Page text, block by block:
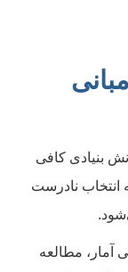
بنیادی کافی
انتخاب نادرست
آمار، مطالعه